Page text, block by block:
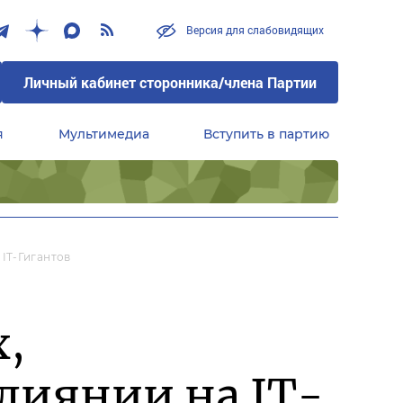
Версия для слабовидящих
Личный кабинет сторонника/члена Партии
Мультимедиа Вступить в партию
Гигантов